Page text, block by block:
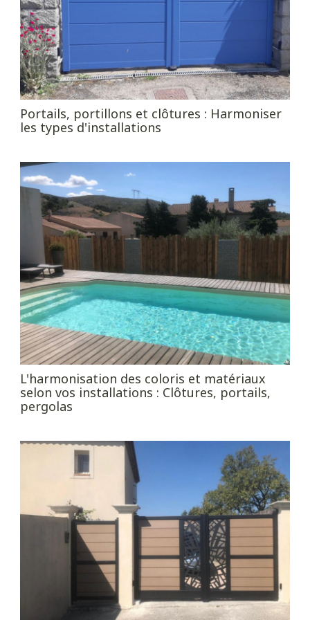
Portails, portillons et clôtures : Harmoniser
les types d'installations
L'harmonisation des coloris et matériaux
selon vos installations : Clôtures, portails,
pergolas